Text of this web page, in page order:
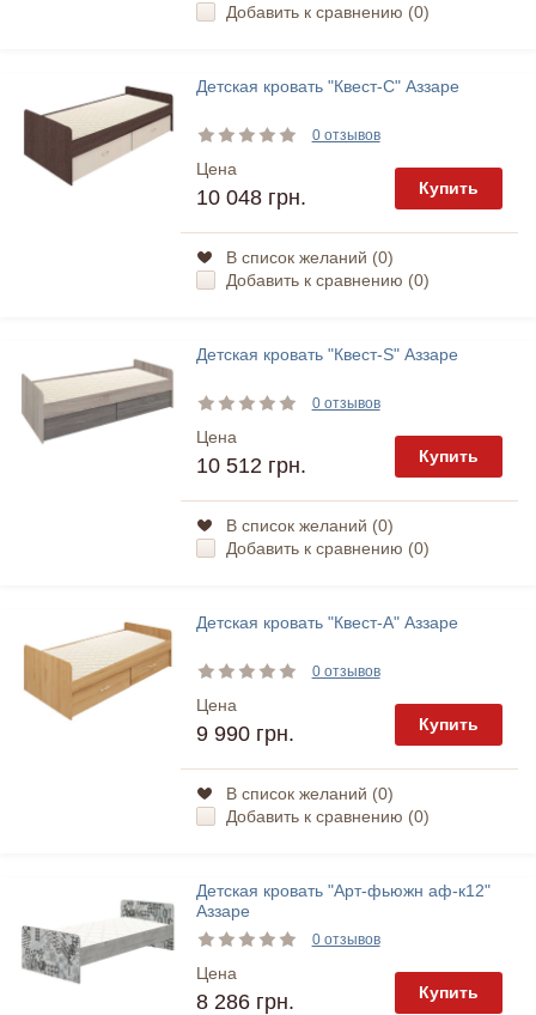
Добавить к сравнению (0)
Детская кровать "Квест-C" Аззаре
0 отзывов
Цена
10 048 грн. Купить
В список желаний (0)
Добавить к сравнению (0)
Детская кровать "Квест-S" Аззаре
0 отзывов
Цена
10 512 грн. Купить
В список желаний (0)
Добавить к сравнению (0)
Детская кровать "Квест-А" Аззаре
0 отзывов
Цена
9 990 грн. Купить
В список желаний (0)
Добавить к сравнению (0)
Детская кровать "Арт-фьюжн аф-к12"
Аззаре
0 отзывов
Цена
8 286 грн. Купить